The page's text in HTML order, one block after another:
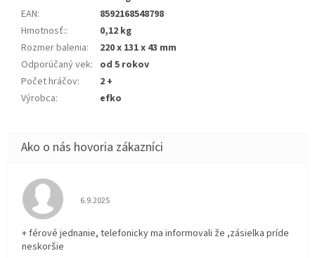
EAN:
8592168548798
Hmotnosť::
0,12 kg
Rozmer balenia:
220 x 131 x 43 mm
Odporúčaný vek: od 5 rokov
Počet hráčov:
2 +
Výrobca: efko
Hodnotenie obchodu je 5 z 5 hviezdičiek.
6.9.2025
+ férové jednanie, telefonicky ma informovali že ,zásielka príde
neskoršie